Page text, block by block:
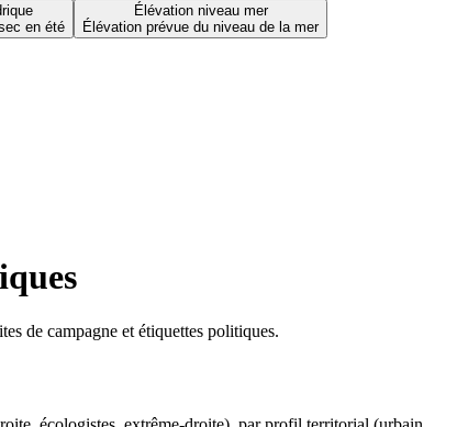
en été
Élévation niveau mer
Élévation prévue du niveau de la mer
de campagne et étiquettes politiques.